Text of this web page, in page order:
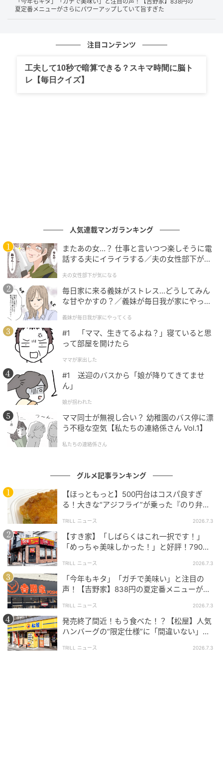
「おとどけサウルス」という名前ではあるものの、一
見するとデリバリーバッグのフィギュアにしか見えま
せんよね。
夏定番メニューがさらにパワーアップしていて旨すぎた
注目コンテンツ
工夫して10秒で暗算できる？スキマ時間に脳ト
レ【毎日クイズ】
人気連載マンガランキング
またあの女…？ 仕事と言いつつ楽しそうに電
話する夫にイライラする／夫の女性部下が気
夫の女性部下が気になる
毎日家に来る義妹がストレス…どうしてみん
な甘やかすの？／義妹が毎日我が家にやって
が】
義妹が毎日我が家にやってくる
#1 「ママ、生きてるよね？」寝ていると思
って部屋を開けたら
ママが家出した
#1 送迎のバスから「娘が降りてきてませ
ん」
娘が拐われた
ママ同士が無視し合い？ 幼稚園のバス停に漂
う不穏な空気【私たちの連絡係さん Vol.1】
私たちの連絡係さん
グルメ記事ランキング
【ほっともっと】500円台はコスパ良すぎ
る！大きな“アジフライ”が乗った『のり弁
の声
TRILL ニュース 2026.7.3
【すき家】「しばらくはこれ一択です！」
「めっちゃ美味しかった！」と好評！790円
TRILL ニュース 2026.7.3
「今年もキタ」「ガチで美味い」と注目の
声！【吉野家】838円の夏定番メニューがさ
TRILL ニュース 2026.7.3
発売終了間近！もう食べた！？【松屋】人気
ハンバーグの“限定仕様”に「間違いない」
TRILL ニュース 2026.7.3